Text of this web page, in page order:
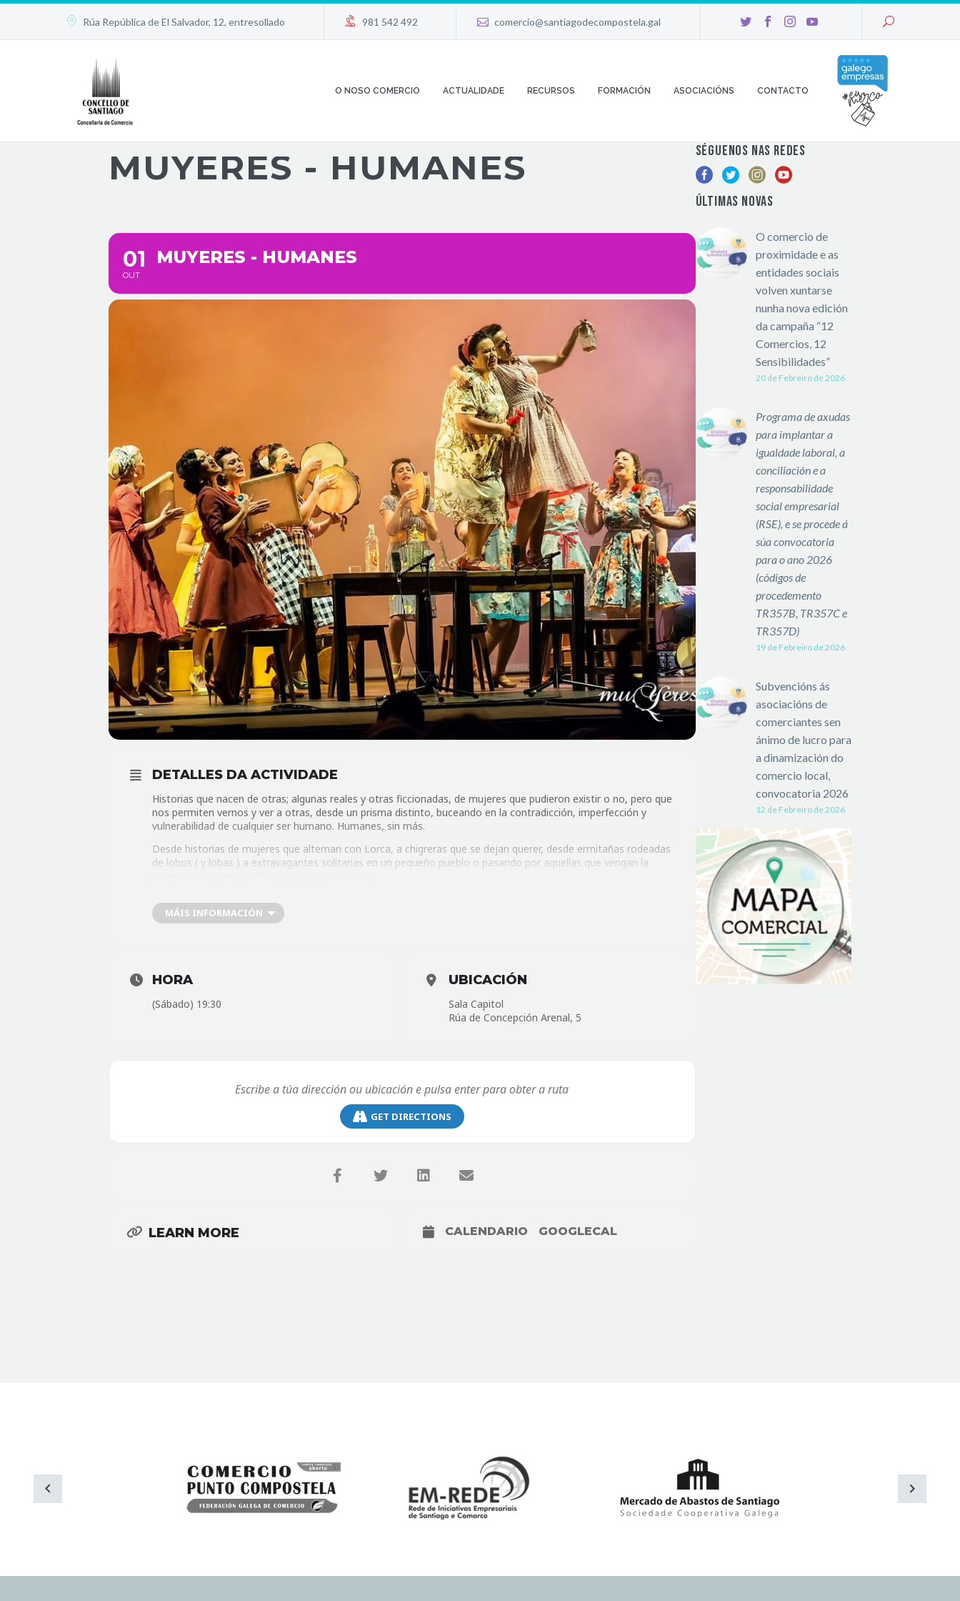

 Rúa República de El Salvador, 12, entresollado 
 981 542 492 
 comercio@santiagodecompostela.gal U
O NOSO COMERCIO ACTUALIDADE RECURSOS FORMACIÓN ASOCIACIÓNS CONTACTO
MUYERES - HUMANES
01
OUT
MUYERES - HUMANES
DETALLES DA ACTIVIDADE
Historias que nacen de otras; algunas reales y otras ficcionadas, de mujeres que pudieron existir o no, pero que
nos permiten vernos y ver a otras, desde un prisma distinto, buceando en la contradicción, imperfección y
vulnerabilidad de cualquier ser humano. Humanes, sin más.
Desde historias de mujeres que alternan con Lorca, a chigreras que se dejan querer, desde ermitañas rodeadas
de lobos ( y lobas ) a extravagantes solitarias en un pequeño pueblo o pasando por aquellas que vengan la
mujeres. Como nosotres, como tantes otres.
MÁIS INFORMACIÓN
HORA
(Sábado) 19:30
UBICACIÓN
Sala Capitol
Rúa de Concepción Arenal, 5
GET DIRECTIONS
LEARN MORE CALENDARIO GOOGLECAL
SÉGUENOS NAS REDES
ÚLTIMAS NOVAS
O comercio de
proximidade e as
entidades sociais
volven xuntarse
nunha nova edición
da campaña “12
Comercios, 12
Sensibilidades”
20 de Febreiro de 2026
Programa de axudas
para implantar a
igualdade laboral, a
conciliación e a
responsabilidade
social empresarial
(RSE), e se procede á
súa convocatoria
para o ano 2026
(códigos de
procedemento
TR357B, TR357C e
TR357D)
19 de Febreiro de 2026
Subvencións ás
asociacións de
comerciantes sen
ánimo de lucro para
a dinamización do
comercio local,
convocatoria 2026
12 de Febreiro de 2026